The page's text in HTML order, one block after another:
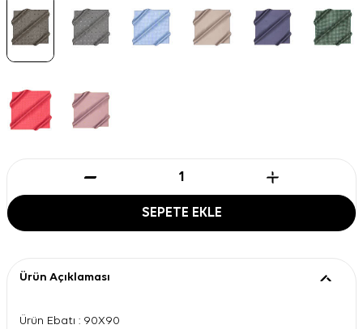
SEPETE EKLE
Ürün Açıklaması
Ürün Ebatı : 90X90